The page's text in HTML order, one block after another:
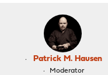
Patrick M. Hausen
Moderator